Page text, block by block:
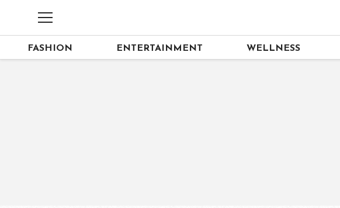
FASHION ENTERTAINMENT WELLNESS